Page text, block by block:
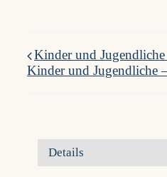
Kinder und
Kinder und Jugendliche
Details